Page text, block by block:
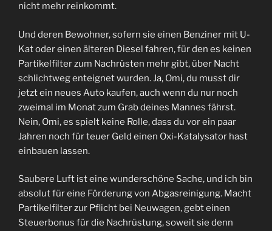
nicht mehr reinkommt.
Und deren Bewohner, sofern sie einen Benziner mit U-
Kat oder einen älteren Diesel fahren, für den es keinen
Partikelfilter zum Nachrüsten mehr gibt, über Nacht
schlichtweg enteignet wurden. Ja, Omi, du musst dir
jetzt ein neues Auto kaufen, auch wenn du nur noch
zweimal im Monat zum Grab deines Mannes fährst.
Nein, Omi, es spielt keine Rolle, dass du vor ein paar
Jahren noch für teuer Geld einen Oxi-Katalysator hast
einbauen lassen.
Saubere Luft ist eine wunderschöne Sache, und ich bin
absolut für eine Förderung von Abgasreinigung. Macht
Partikelfilter zur Pflicht bei Neuwagen, gebt einen
Steuerbonus für die Nachrüstung, soweit sie denn